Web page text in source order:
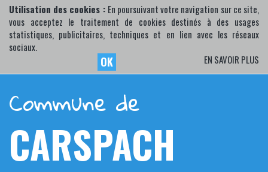
Utilisation des cookies : En poursuivant votre navigation sur ce site,
vous acceptez le traitement de cookies destinés à des usages
statistiques, publicitaires, techniques et en lien avec les réseaux
sociaux.
OK EN SAVOIR PLUS
Commune de
CARSPACH